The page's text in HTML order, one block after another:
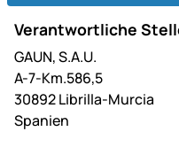
Verantwortliche
GAUN, S.A.U.
A-7-Km.586,5
30892 Librilla-Murcia
Spanien